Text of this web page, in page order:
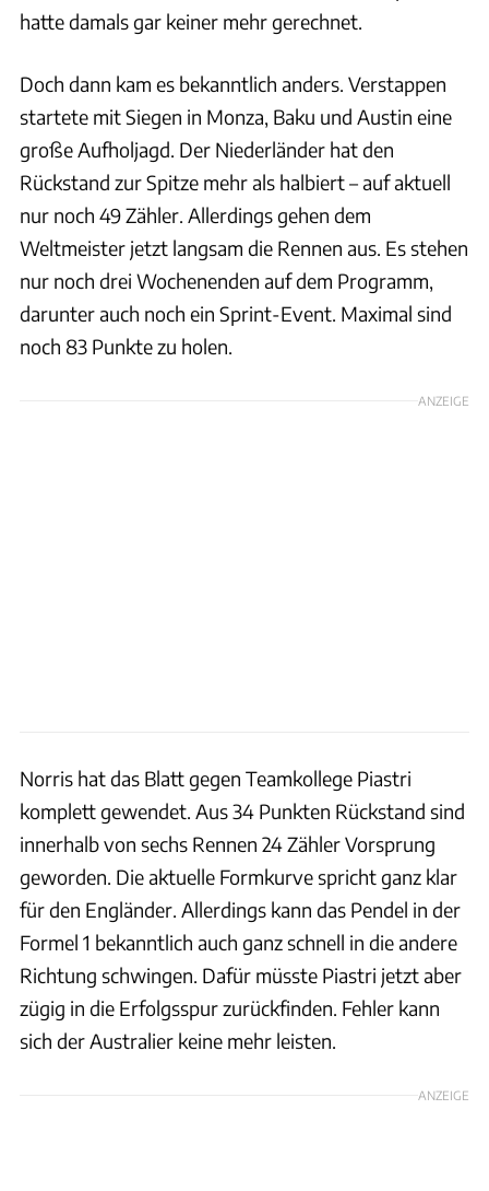
hatte damals gar keiner mehr gerechnet.
Doch dann kam es bekanntlich anders. Verstappen
startete mit Siegen in Monza, Baku und Austin eine
große Aufholjagd. Der Niederländer hat den
Rückstand zur Spitze mehr als halbiert – auf aktuell
nur noch 49 Zähler. Allerdings gehen dem
Weltmeister jetzt langsam die Rennen aus. Es stehen
nur noch drei Wochenenden auf dem Programm,
darunter auch noch ein Sprint-Event. Maximal sind
noch 83 Punkte zu holen.
ANZEIGE
Norris hat das Blatt gegen Teamkollege Piastri
komplett gewendet. Aus 34 Punkten Rückstand sind
innerhalb von sechs Rennen 24 Zähler Vorsprung
geworden. Die aktuelle Formkurve spricht ganz klar
für den Engländer. Allerdings kann das Pendel in der
Formel 1 bekanntlich auch ganz schnell in die andere
Richtung schwingen. Dafür müsste Piastri jetzt aber
zügig in die Erfolgsspur zurückfinden. Fehler kann
sich der Australier keine mehr leisten.
ANZEIGE